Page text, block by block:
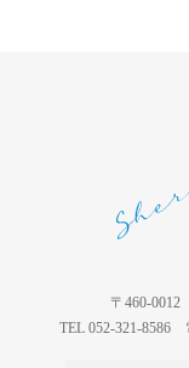
〒460-
TEL 052-321-8586